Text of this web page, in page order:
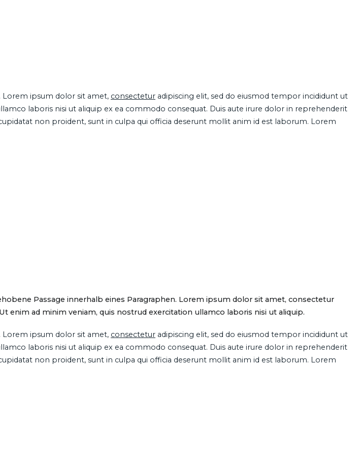
. Lorem ipsum dolor sit amet, consectetur adipiscing elit, sed do eiusmod tempor incididunt ut
laboris nisi ut aliquip ex ea commodo consequat. Duis aute irure dolor in reprehenderit
non proident, sunt in culpa qui officia deserunt mollit anim id est laborum. Lorem
Passage innerhalb eines Paragraphen. Lorem ipsum dolor sit amet, consectetur
enim ad minim veniam, quis nostrud exercitation ullamco laboris nisi ut aliquip.
. Lorem ipsum dolor sit amet, consectetur adipiscing elit, sed do eiusmod tempor incididunt ut
laboris nisi ut aliquip ex ea commodo consequat. Duis aute irure dolor in reprehenderit
non proident, sunt in culpa qui officia deserunt mollit anim id est laborum. Lorem